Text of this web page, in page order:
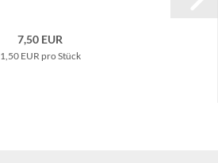
7,50 EUR
1,50 EUR pro Stück